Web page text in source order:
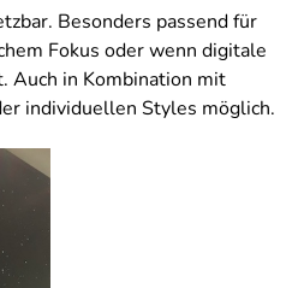
Besonders passend für
Fokus oder wenn digitale
Auch in Kombination mit
individuellen Styles möglich.